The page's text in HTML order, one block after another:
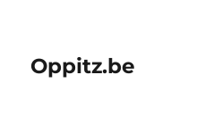
Oppitz.be